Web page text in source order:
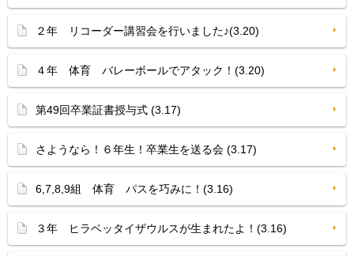
２年 リコーダー講習会を行いました♪(3.20)
４年 体育 バレーボールでアタック！(3.20)
第49回卒業証書授与式 (3.17)
さようなら！６年生！卒業生を送る会 (3.17)
6,7,8,9組 体育 パスを巧みに！(3.16)
３年 ヒラベッタイザウルスが生まれたよ！(3.16)